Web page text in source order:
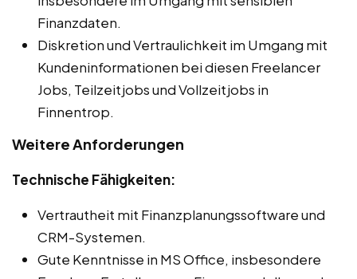
Finanzdaten.
Diskretion und Vertraulichkeit im Umgang mit
Kundeninformationen bei diesen Freelancer
Jobs, Teilzeitjobs und Vollzeitjobs in
Finnentrop.
Weitere Anforderungen
Technische Fähigkeiten:
Vertrautheit mit Finanzplanungssoftware und
CRM-Systemen.
Gute Kenntnisse in MS Office, insbesondere